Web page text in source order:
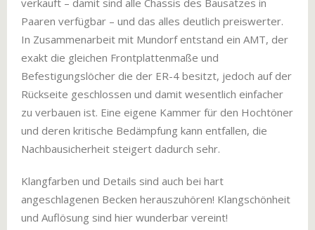
verkauft – damit sind alle Chassis des Bausatzes in
Paaren verfügbar – und das alles deutlich preiswerter.
In Zusammenarbeit mit Mundorf entstand ein AMT, der
exakt die gleichen Frontplattenmaße und
Befestigungslöcher die der ER-4 besitzt, jedoch auf der
Rückseite geschlossen und damit wesentlich einfacher
zu verbauen ist. Eine eigene Kammer für den Hochtöner
und deren kritische Bedämpfung kann entfallen, die
Nachbausicherheit steigert dadurch sehr.
Klangfarben und Details sind auch bei hart
angeschlagenen Becken herauszuhören! Klangschönheit
und Auflösung sind hier wunderbar vereint!